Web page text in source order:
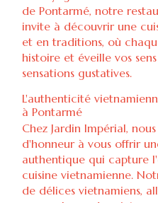
de Pontarmé, notre
invite à découvrir une
et en traditions, où
histoire et éveille vos
sensations gustatives.
L'authenticité
à Pontarmé
Chez Jardin Impérial,
d'honneur à vous offrir
authentique qui capture
cuisine vietnamienne.
de délices vietnamiens,